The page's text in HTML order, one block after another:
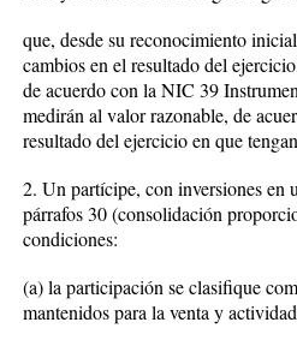
que, desde su reconocimiento
cambios en el resultado del
de acuerdo con la NIC 39
medirán al valor razonable, de
resultado del ejercicio en que
2. Un partícipe, con inversiones en
párrafos 30 (consolidación
condiciones:
(a) la participación se clasifique
mantenidos para la venta y